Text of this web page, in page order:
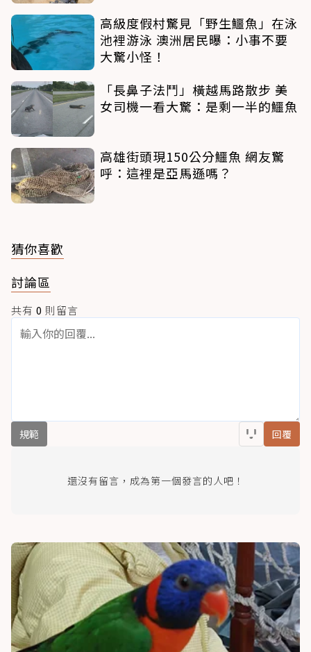
高級度假村驚見「野生鱷魚」在泳
池裡游泳 澳洲居民曝：小事不要
大驚小怪！
「長鼻子法鬥」橫越馬路散步 美
女司機一看大驚：是剩一半的鱷魚
高雄街頭現150公分鱷魚 網友驚
呼：這裡是亞馬遜嗎？
猜你喜歡
討論區
共有 0 則留言
規範 回覆
還沒有留言，成為第一個發言的人吧！